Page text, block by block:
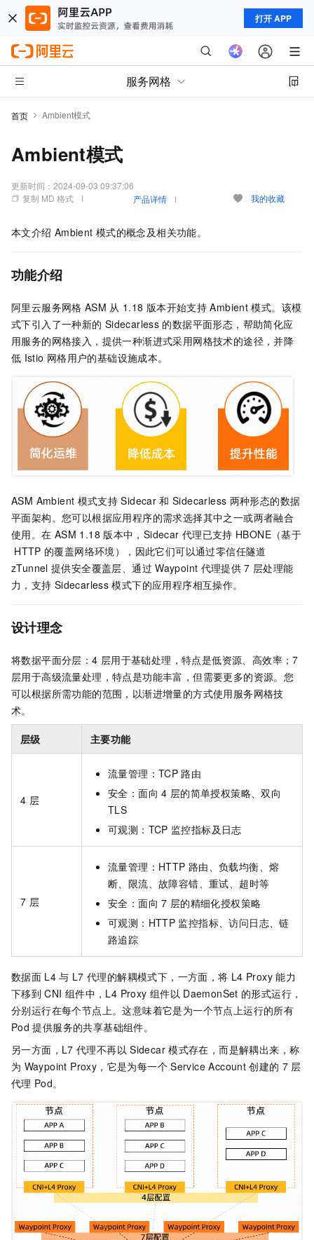
打开 APP
服务网格
首页 Ambient模式
Ambient模式
更新时间： 2024-09-03 09:37:06
复制 MD 格式
产品详情 我的收藏
本文介绍 Ambient 模式的概念及相关功能。
功能介绍
阿里云服务网格 ASM 从 1.18 版本开始支持 Ambient 模式。该模
式下引入了一种新的 Sidecarless 的数据平面形态，帮助简化应
用服务的网格接入，提供一种渐进式采用网格技术的途径，并降
低 Istio 网格用户的基础设施成本。
ASM Ambient 模式支持 Sidecar 和 Sidecarless 两种形态的数据
平面架构。您可以根据应用程序的需求选择其中之一或两者融合
使用。在 ASM 1.18 版本中，Sidecar 代理已支持 HBONE（基于
HTTP 的覆盖网络环境），因此它们可以通过零信任隧道
zTunnel 提供安全覆盖层、通过 Waypoint 代理提供 7 层处理能
力，支持 Sidecarless 模式下的应用程序相互操作。
设计理念
将数据平面分层：4 层用于基础处理，特点是低资源、高效率；7
层用于高级流量处理，特点是功能丰富，但需要更多的资源。您
可以根据所需功能的范围，以渐进增量的方式使用服务网格技
术。
层级 主要功能
4 层
流量管理：TCP 路由
安全：面向 4 层的简单授权策略、双向
TLS
可观测：TCP 监控指标及日志
7 层
流量管理：HTTP 路由、负载均衡、熔
断、限流、故障容错、重试、超时等
安全：面向 7 层的精细化授权策略
可观测：HTTP 监控指标、访问日志、链
路追踪
数据面 L4 与 L7 代理的解耦模式下，一方面，将 L4 Proxy 能力
下移到 CNI 组件中，L4 Proxy 组件以 DaemonSet 的形式运行，
分别运行在每个节点上。这意味着它是为一个节点上运行的所有
Pod 提供服务的共享基础组件。
另一方面，L7 代理不再以 Sidecar 模式存在，而是解耦出来，称
为 Waypoint Proxy，它是为每一个 Service Account 创建的 7 层
代理 Pod。